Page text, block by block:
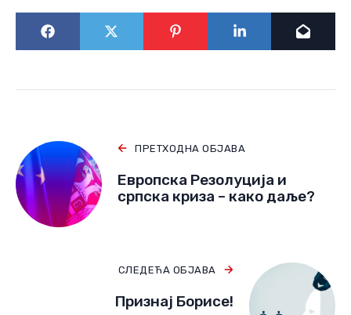
ПРЕТХОДНА ОБЈАВА
Европска Резолуција и
српска криза – како даље?
СЛЕДЕЋА ОБЈАВА
Признај Борисе!